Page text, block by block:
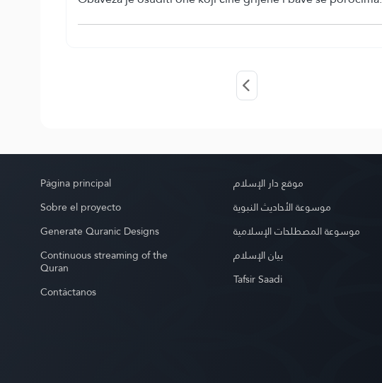
Página principal
Sobre el proyecto
Generate Quranic Designs
Continuous streaming of the
Quran
Contáctanos
موقع دار الإسلام
موسوعة الأحاديث النبوية
موسوعة المصطلحات الإسلامية
بيان الإسلام
Tafsir Saadi